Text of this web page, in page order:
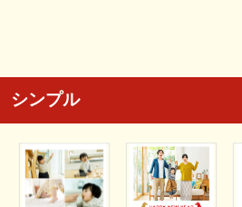
シンプル